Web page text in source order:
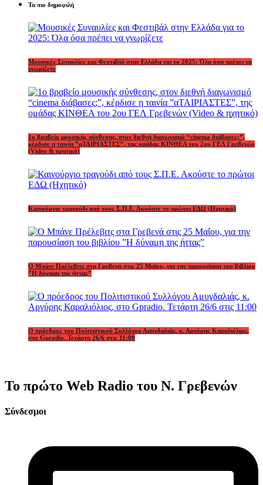
Τα πιο δημοφιλή
Μουσικές Συναυλίες και Φεστιβάλ στην Ελλάδα για το 2025: Όλα όσα πρέπει να
γνωρίζετε
1o βραβείο μουσικής σύνθεσης, στον διεθνή διαγωνισμό “cinema διάβασες;”,
κέρδισε η ταινία ”αΤΑΙΡΙΑΣΤΕΣ”, της ομάδας ΚΙΝΘΕΑ του 2ου ΓΕΛ Γρεβενών
(Video & ηχητικό)
Καινούργιο τραγούδι από τους Σ.Π.Ε. Ακούστε το πρώτοι ΕΔΩ (Ηχητικό)
Ο Μπάνε Πρέλεβιτς στα Γρεβενά στις 25 Μαΐου, για την παρουσίαση του βιβλίου
”Η δύναμη της ήττας”
Ο πρόεδρος του Πολιτιστικού Συλλόγου Αμυγδαλιάς, κ. Αργύρης Καραλιόλιος,
στο Gpradio. Τετάρτη 26/6 στις 11:00
Το πρώτο Web Radio του Ν. Γρεβενών
Σύνδεσμοι